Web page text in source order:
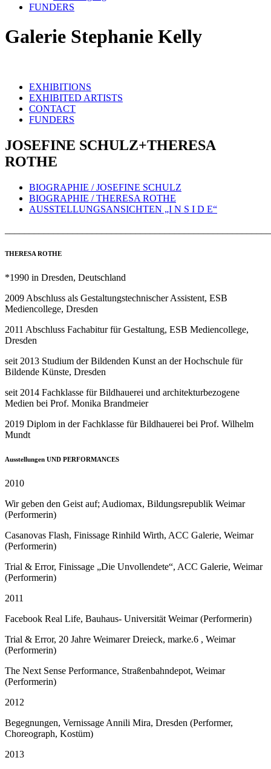
FUNDERS
Galerie Stephanie Kelly
EXHIBITIONS
EXHIBITED ARTISTS
CONTACT
FUNDERS
JOSEFINE SCHULZ+THERESA
ROTHE
BIOGRAPHIE / JOSEFINE SCHULZ
BIOGRAPHIE / THERESA ROTHE
AUSSTELLUNGSANSICHTEN „I N S I D E“
THERESA ROTHE
*1990 in Dresden, Deutschland
2009 Abschluss als Gestaltungstechnischer Assistent, ESB
Mediencollege, Dresden
2011 Abschluss Fachabitur für Gestaltung, ESB Mediencollege,
Dresden
seit 2013 Studium der Bildenden Kunst an der Hochschule für
Bildende Künste, Dresden
seit 2014 Fachklasse für Bildhauerei und architekturbezogene
Medien bei Prof. Monika Brandmeier
2019 Diplom in der Fachklasse für Bildhauerei bei Prof. Wilhelm
Mundt
Ausstellungen UND PERFORMANCES
2010
Wir geben den Geist auf; Audiomax, Bildungsrepublik Weimar
(Performerin)
Casanovas Flash, Finissage Rinhild Wirth, ACC Galerie, Weimar
(Performerin)
Trial & Error, Finissage „Die Unvollendete“, ACC Galerie, Weimar
(Performerin)
2011
Facebook Real Life, Bauhaus- Universität Weimar (Performerin)
Trial & Error, 20 Jahre Weimarer Dreieck, marke.6 , Weimar
(Performerin)
The Next Sense Performance, Straßenbahndepot, Weimar
(Performerin)
2012
Begegnungen, Vernissage Annili Mira, Dresden (Performer,
Choreograph, Kostüm)
2013